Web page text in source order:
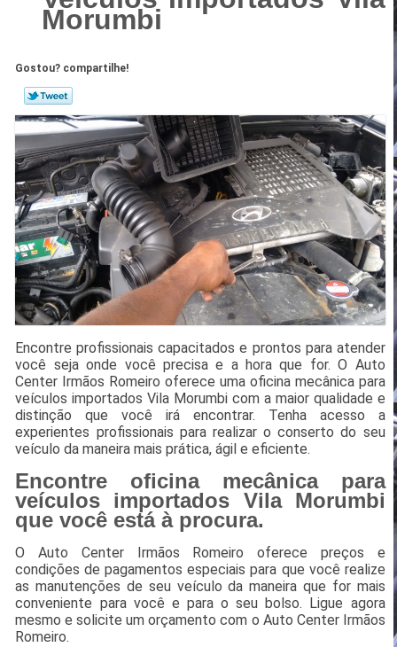
Morumbi
Gostou? compartilhe!
Encontre profissionais capacitados e prontos para atender
você seja onde você precisa e a hora que for. O Auto
Center Irmãos Romeiro oferece uma oficina mecânica para
veículos importados Vila Morumbi com a maior qualidade e
distinção que você irá encontrar. Tenha acesso a
experientes profissionais para realizar o conserto do seu
veículo da maneira mais prática, ágil e eficiente.
Encontre oficina mecânica para
veículos importados Vila Morumbi
que você está à procura.
O Auto Center Irmãos Romeiro oferece preços e
condições de pagamentos especiais para que você realize
as manutenções de seu veículo da maneira que for mais
conveniente para você e para o seu bolso. Ligue agora
mesmo e solicite um orçamento com o Auto Center Irmãos
Romeiro.